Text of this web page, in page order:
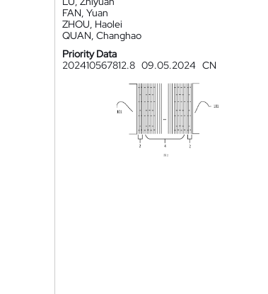
FAN, Yuan
ZHOU, Haolei
QUAN, Changhao
Priority Data
202410567812.8 09.05.2024 CN